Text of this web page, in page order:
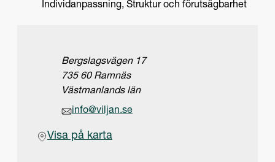
Individanpassning, Struktur och förutsägbarhet
AdressBergslagsvägen 17
735 60 Ramnäs
Västmanlands län
Epost
info@viljan.se
Visa på karta(Öppnas i ny flik)